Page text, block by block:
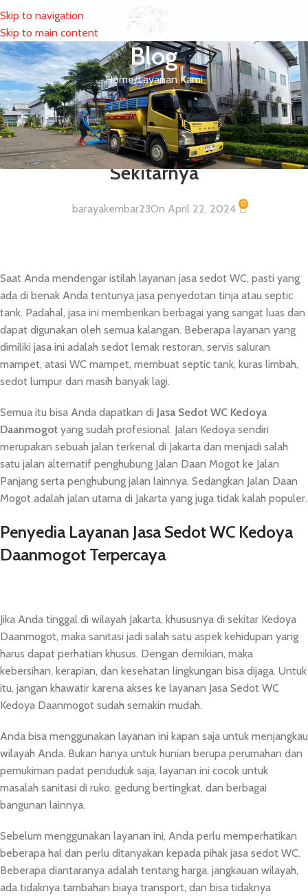
Skip to navigation
Skip to main content
MENU
Blog
Home Layanan Kami
LAYANAN KAMI
Layanan Sedot WC dan Tinja
Wilayah Kedoya Daanmogot dan
Sekitarnya
barayakembar23On April 22, 2024 0
Saat Anda mendengar istilah layanan jasa sedot WC, pasti yang
ada di benak Anda tentunya jasa penyedotan tinja atau septic
tank. Padahal, jasa ini memberikan berbagai yang sangat luas dan
dapat digunakan oleh semua kalangan. Beberapa layanan yang
dimiliki jasa ini adalah sedot lemak restoran, servis saluran
mampet, atasi WC mampet, membuat septic tank, kuras limbah,
sedot lumpur dan masih banyak lagi.
Semua itu bisa Anda dapatkan di Jasa Sedot WC Kedoya
Daanmogot yang sudah profesional. Jalan Kedoya sendiri
merupakan sebuah jalan terkenal di Jakarta dan menjadi salah
satu jalan alternatif penghubung Jalan Daan Mogot ke Jalan
Panjang serta penghubung jalan lainnya. Sedangkan Jalan Daan
Mogot adalah jalan utama di Jakarta yang juga tidak kalah populer.
Penyedia Layanan Jasa Sedot WC Kedoya
Daanmogot Terpercaya
Jika Anda tinggal di wilayah Jakarta, khususnya di sekitar Kedoya
Daanmogot, maka sanitasi jadi salah satu aspek kehidupan yang
harus dapat perhatian khusus. Dengan demikian, maka
kebersihan, kerapian, dan kesehatan lingkungan bisa dijaga. Untuk
itu, jangan khawatir karena akses ke layanan Jasa Sedot WC
Kedoya Daanmogot sudah semakin mudah.
Anda bisa menggunakan layanan ini kapan saja untuk menjangkau
wilayah Anda. Bukan hanya untuk hunian berupa perumahan dan
pemukiman padat penduduk saja, layanan ini cocok untuk
masalah sanitasi di ruko, gedung bertingkat, dan berbagai
bangunan lainnya.
Sebelum menggunakan layanan ini, Anda perlu memperhatikan
beberapa hal dan perlu ditanyakan kepada pihak jasa sedot WC.
Beberapa diantaranya adalah tentang harga, jangkauan wilayah,
ada tidaknya tambahan biaya transport, dan bisa tidaknya